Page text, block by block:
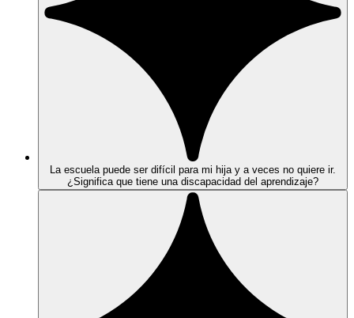
La escuela puede ser difícil para mi hija y a veces no quiere ir.
¿Significa que tiene una discapacidad del aprendizaje?